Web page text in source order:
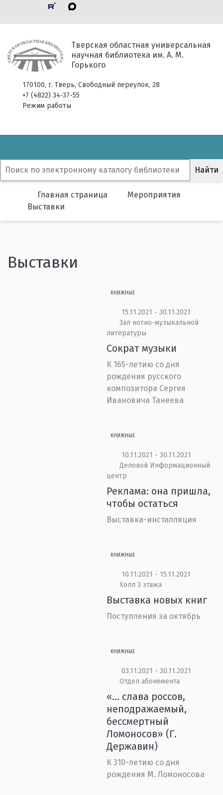
Тверская областная универсальная
научная библиотека им. А. М.
Горького
170100, г. Тверь, Свободный переулок, 28
+7 (4822) 34-37-55
Режим работы
Главная страница
Мероприятия
Выставки
Выставки
КНИЖНЫЕ
15.11.2021 - 30.11.2021
Зал нотно-музыкальной
литературы
Сократ музыки
К 165-летию со дня
рождения русского
композитора Сергея
Ивановича Танеева
КНИЖНЫЕ
10.11.2021 - 30.11.2021
Деловой Информационный
центр
Реклама: она пришла,
чтобы остаться
Выставка-инсталляция
КНИЖНЫЕ
10.11.2021 - 15.11.2021
Холл 3 этажа
Выставка новых книг
Поступления за октябрь
КНИЖНЫЕ
03.11.2021 - 30.11.2021
Отдел абонемента
«... слава россов,
неподражаемый,
бессмертный
Ломоносов» (Г.
Державин)
К 310-летию со дня
рождения М. Ломоносова